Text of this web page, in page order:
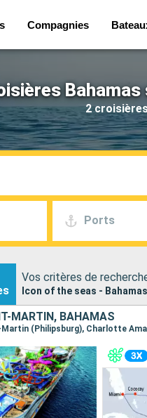
Compagnies
2
Ports
Vos critères de
Icon of the seas - Bahamas
MARTIN, BAHAMAS
(Philipsburg), Charlotte